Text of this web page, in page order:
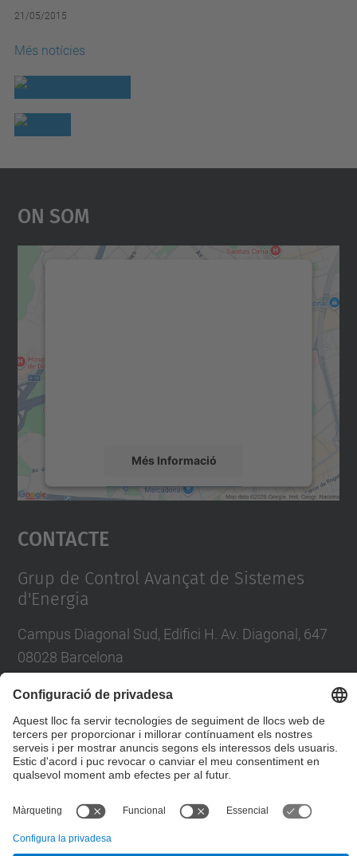
21/05/2015
Més notícies
On Som
Més Informació
Accepta
powered by
Contacte
Grup de Control Avançat de Sistemes
d'Energia
Campus Diagonal Sud, Edifici H. Av. Diagonal, 647
08028 Barcelona
E-mail:enric.fossas@upc.edu / jriera@iri.upc.es
Formulari de contacte
© UPCGrup de Control Avançat de Sistemes d'Energia.
ACES